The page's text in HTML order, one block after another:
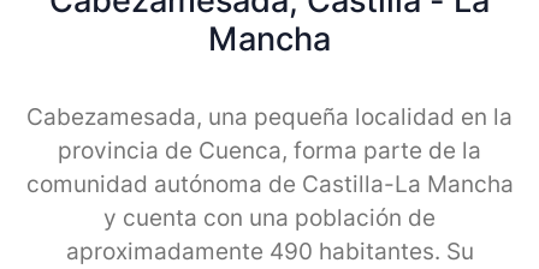
Mancha
Cabezamesada, una pequeña localidad en la
provincia de Cuenca, forma parte de la
comunidad autónoma de Castilla-La Mancha
y cuenta con una población de
aproximadamente 490 habitantes. Su